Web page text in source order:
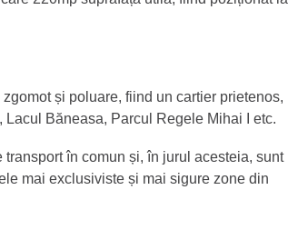
și poluare, fiind un cartier prietenos,
Băneasa, Parcul Regele Mihai I etc.
în comun și, în jurul acesteia, sunt
mai exclusiviste și mai sigure zone din